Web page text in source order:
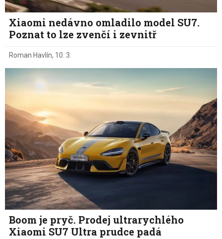
Xiaomi nedávno omladilo model SU7.
Poznat to lze zvenčí i zevnitř
Roman Havlín, 10. 3.
Boom je pryč. Prodej ultrarychlého
Xiaomi SU7 Ultra prudce padá